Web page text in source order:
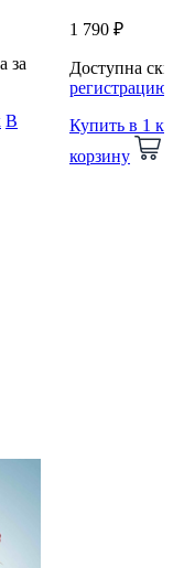
за
В
1 790 ₽
Доступна
регистрацию
Купить в 1
корзину